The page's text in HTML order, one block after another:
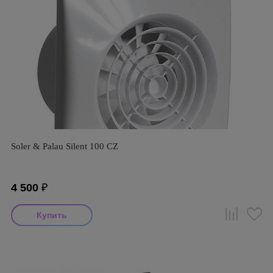
Soler & Palau Silent 100 CZ
4 500 ₽